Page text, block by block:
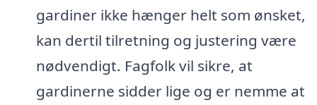
gardiner ikke hænger helt som ønsket,
kan dertil tilretning og justering være
nødvendigt. Fagfolk vil sikre, at
gardinerne sidder lige og er nemme at